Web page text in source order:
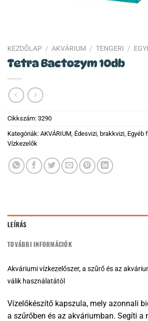
KEZDŐLAP / AKVÁRIUM / TENGERI /
Tetra Bactozym 10db
Cikkszám: 3290
Kategóriák: AKVÁRIUM, Édesvizi, brakkvizi, Egyéb
Vízkezelők
LEÍRÁS
TOVÁBBI INFORMÁCIÓK
Akváriumi vízkezelőszer, a szűrő és az
válik használatától
Vízelőkészítő kapszula, mely azonnali
a szűrőben és az akváriumban. Segíti a